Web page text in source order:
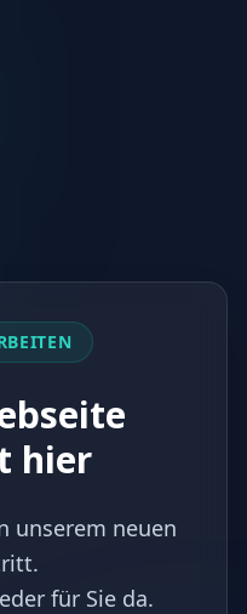
hier
unserem neuen
für Sie da.